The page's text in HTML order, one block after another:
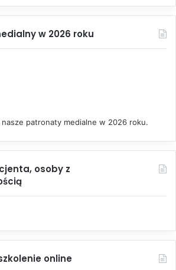
w 2026 roku
patronaty medialne w 2026 roku.
osoby z
online